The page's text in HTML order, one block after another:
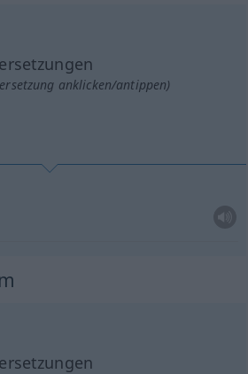
anklicken/antippen)